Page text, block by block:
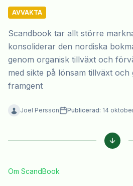
AVVAKTA
Scandbook tar allt större
konsoliderar den nordiska
genom organisk tillväxt och
med sikte på lönsam tillväxt
framgent
Joel Persson Publicerad: 14
Om ScandBook